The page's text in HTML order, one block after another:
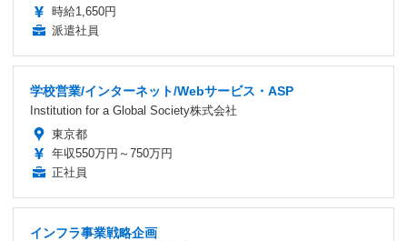
時給1,650円
派遣社員
学校営業/インターネット/Webサービス・ASP
Institution for a Global Society株式会社
東京都
年収550万円～750万円
正社員
インフラ事業戦略企画